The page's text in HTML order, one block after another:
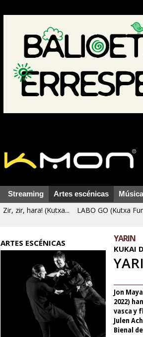
Streaming Artes escénicas
Zir, zir, hara! (Kutxa... LABO GO (Kutxa
ARTES ESCÉNICAS YARIN
KUKAI
Jon
2022)
vasca y
Julen
Bienal